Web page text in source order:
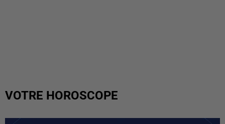
VOTRE HOROSCOPE